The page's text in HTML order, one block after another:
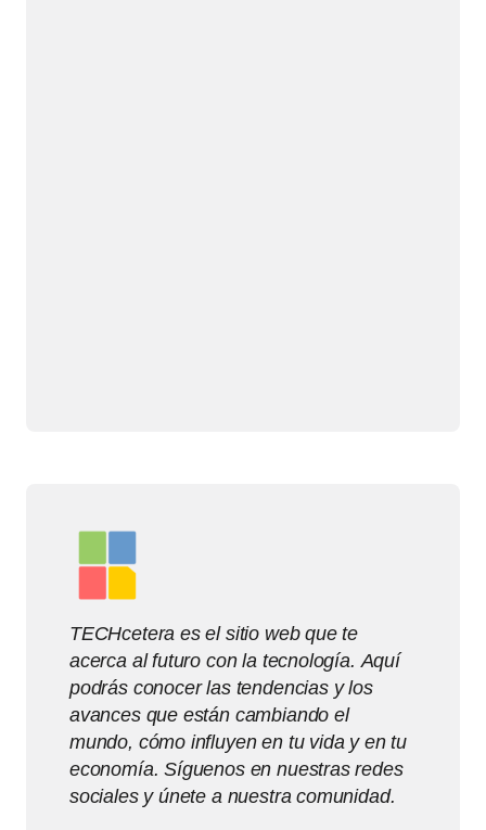
TECHcetera es el sitio web que te
acerca al futuro con la tecnología. Aquí
podrás conocer las tendencias y los
avances que están cambiando el
mundo, cómo influyen en tu vida y en tu
economía. Síguenos en nuestras redes
sociales y únete a nuestra comunidad.